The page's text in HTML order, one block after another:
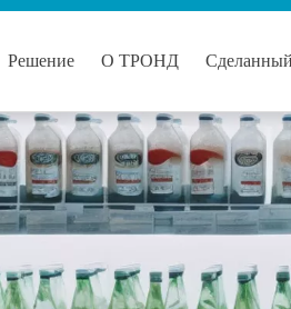
Решение О ТРОНД Сделанный